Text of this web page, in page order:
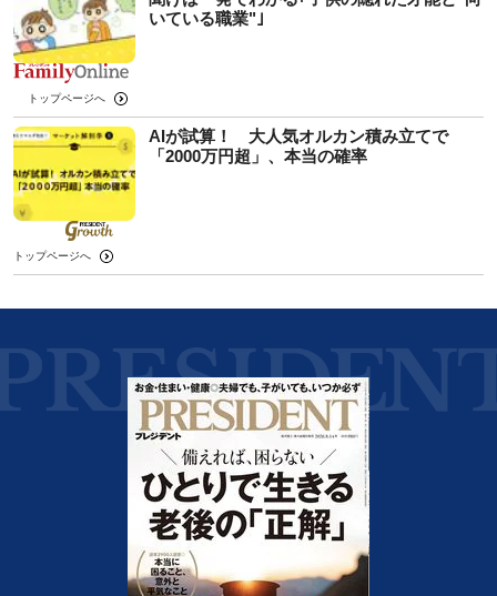
いている職業"｣
トップページへ
AIが試算！ 大人気オルカン積み立てで
「2000万円超」、本当の確率
トップページへ